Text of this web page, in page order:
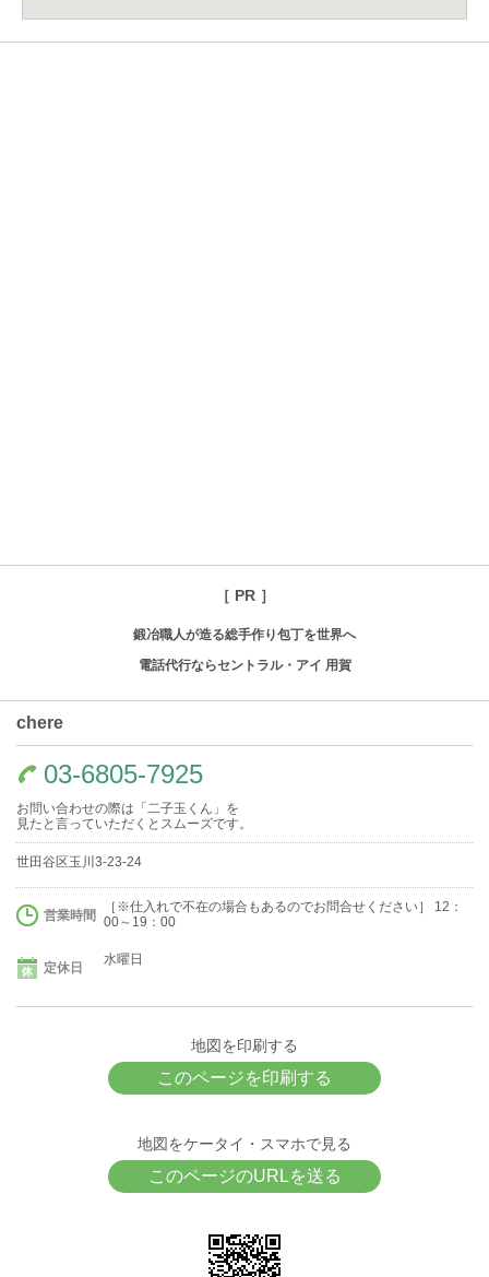
［ PR ］
鍛冶職人が造る総手作り包丁を世界へ
電話代行ならセントラル・アイ 用賀
chere
03-6805-7925
お問い合わせの際は「二子玉くん」を
見たと言っていただくとスムーズです。
世田谷区玉川3-23-24
営業時間
［※仕入れで不在の場合もあるのでお問合せください］ 12：
00～19：00
定休日
水曜日
地図を印刷する
このページを印刷する
地図をケータイ・スマホで見る
このページのURLを送る